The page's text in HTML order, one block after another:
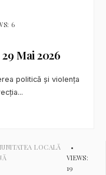
6
Mai 2026
politică și violența
...
LOCALĂ
•
VIEWS:
19